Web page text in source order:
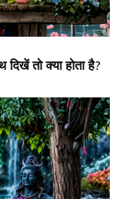
दिखें तो क्या होता है?